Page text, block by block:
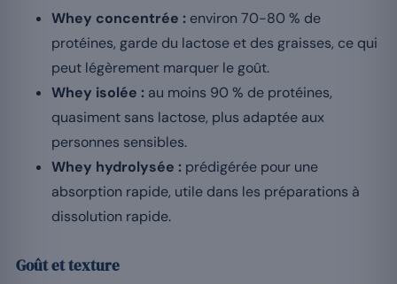
Whey concentrée : environ 70-80 % de
protéines, garde du lactose et des graisses, ce qui
peut légèrement marquer le goût.
Whey isolée : au moins 90 % de protéines,
quasiment sans lactose, plus adaptée aux
personnes sensibles.
Whey hydrolysée : prédigérée pour une
absorption rapide, utile dans les préparations à
dissolution rapide.
Goût et texture